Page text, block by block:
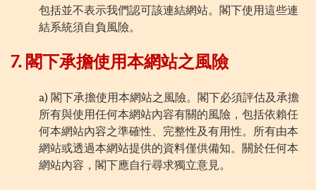
包括並不表示我們認可該連結網站。閣下使用這些連
結系統須自負風險。
7. 閣下承擔使用本網站之風險
a) 閣下承擔使用本網站之風險。閣下必須評估及承擔
所有與使用任何本網站內容有關的風險，包括依賴任
何本網站內容之準確性、完整性及有用性。所有由本
網站或透過本網站提供的資料僅供備知。關於任何本
網站內容，閣下應自行尋求獨立意見。